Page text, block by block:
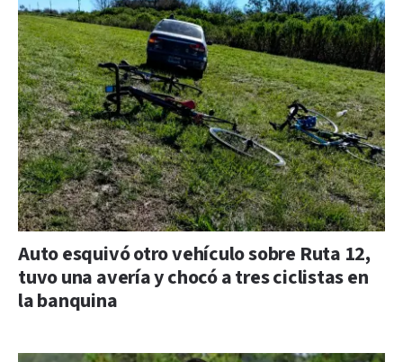
Auto esquivó otro vehículo sobre Ruta 12,
tuvo una avería y chocó a tres ciclistas en
la banquina